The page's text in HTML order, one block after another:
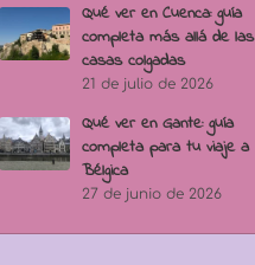
Qué ver en Cuenca: guía
completa más allá de las
casas colgadas
21 de julio de 2026
Qué ver en Gante: guía
completa para tu viaje a
Bélgica
27 de junio de 2026